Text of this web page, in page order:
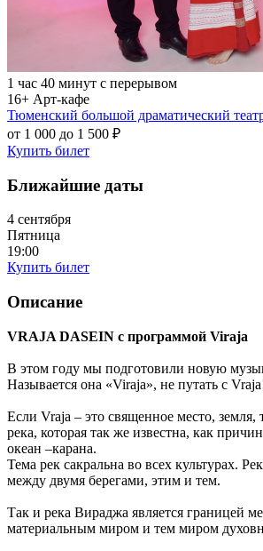
1 час 40 минут с перерывом
16+ Арт-кафе
Тюменский большой драматический
от 1 000 до 1 500 ₽
Купить билет
Ближайшие даты
4 сентября
Пятница
19:00
Купить билет
Описание
VRAJA DASEIN с программой Viraja
В этом году мы подготовили новую
Называется она «Viraja», не путать с
Если Vraja – это священное место, земля,
река, которая так же известна, как
океан –карана.
Тема рек сакральна во всех культурах.
между двумя берегами, этим и тем.
Так и река Вираджа является границей
материальным миром и тем миром